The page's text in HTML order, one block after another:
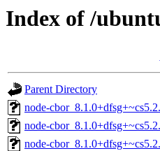
Index of /
Parent Directory
node-
node-
node-